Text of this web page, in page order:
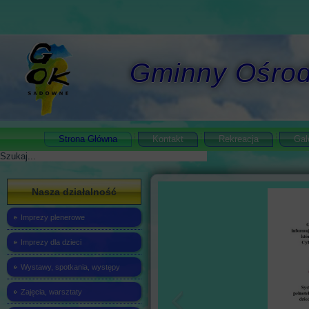
Gminny
Strona Główna Kontakt Rekreacja
Szukaj
Nasza działalność
Imprezy plenerowe
Imprezy dla dzieci
Wystawy, spotkania, występy
Zajęcia, warsztaty